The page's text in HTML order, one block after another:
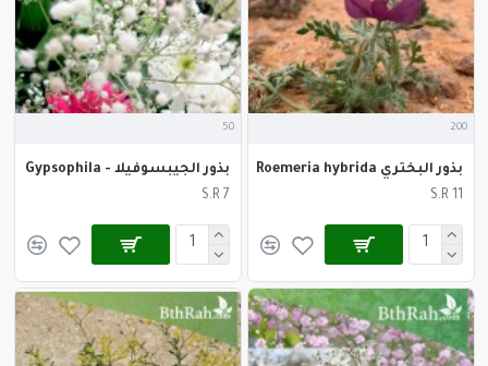
200
بذور البختري Roemeria hybrida
S.R 11
50
بذور الجيبسوفيلا - Gypsophila
S.R 7